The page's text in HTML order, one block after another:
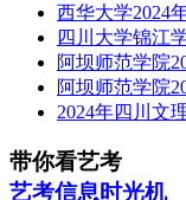
西华大学2024
四川大学锦江
阿坝师范学院
阿坝师范学院
2024年四川文
带你看艺考
艺考信息时光机